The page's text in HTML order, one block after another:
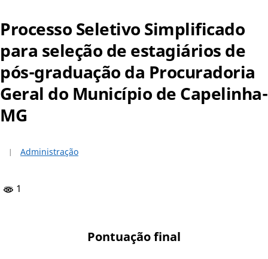
Processo Seletivo Simplificado
para seleção de estagiários de
pós-graduação da Procuradoria
Geral do Município de Capelinha-
MG
Administração
1
Pontuação final